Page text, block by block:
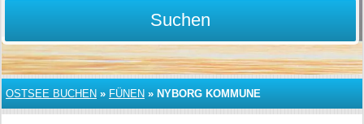
Suchen
OSTSEE BUCHEN » FÜNEN » NYBORG KOMMUNE